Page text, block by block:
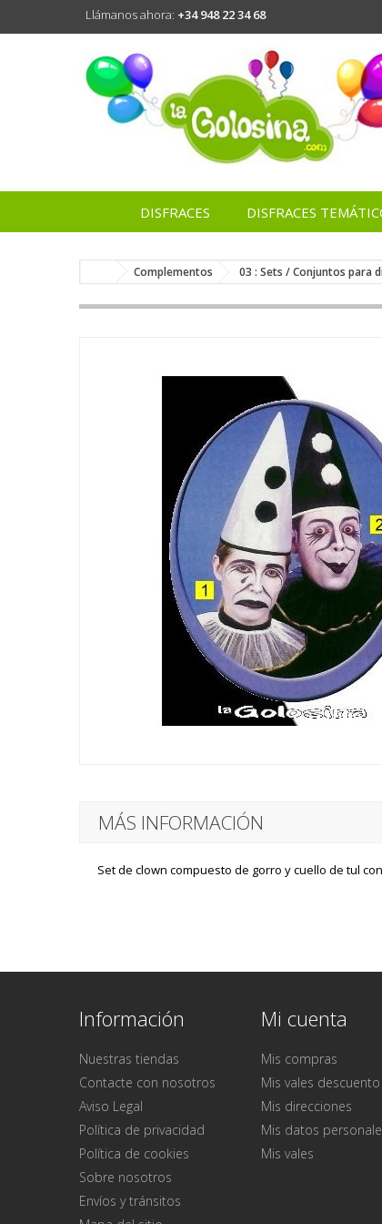
Llámanos ahora: +34 948 22 34 68
DISFRACES DISFRACES
Complementos 03 : Sets / Conjuntos para
MÁS INFORMACIÓN
Set de clown compuesto de gorro y cuello de tul
Información
Nuestras tiendas
Contacte con nosotros
Aviso Legal
Política de privacidad
Política de cookies
Sobre nosotros
Envíos y tránsitos
Mi cuenta
Mis compras
Mis vales descuento
Mis direcciones
Mis datos
Mis vales